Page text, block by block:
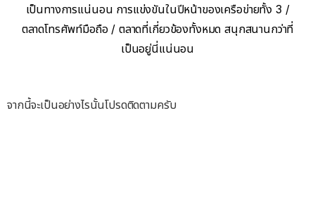
เป็นทางการแน่นอน การแข่งขันในปีหน้าของเครือข่ายทั้ง 3 /
ตลาดโทรศัพท์มือถือ / ตลาดที่เกี่ยวข้องทั้งหมด สนุกสนานกว่าที่
เป็นอยู่นี่แน่นอน
จากนี้จะเป็นอย่างไรนั้นโปรดติดตามครับ